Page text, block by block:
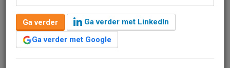
Redactie
6 februari 2023 om 15:58
4 jaar geleden aangepast
1 minuut leestijd
Ontwikkelingscombinatie Kernhem CV, een
Ga verder
Ga verder met LinkedIn
Ga verder met Google